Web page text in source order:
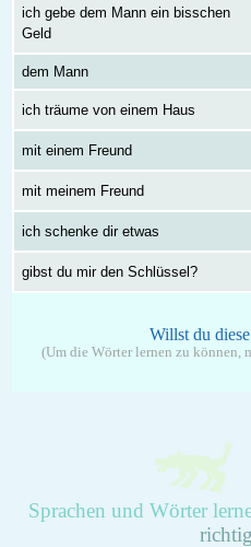
ich gebe dem Mann ein bisschen
Geld
dem Mann
ich träume von einem Haus
mit einem Freund
mit meinem Freund
ich schenke dir etwas
gibst du mir den Schlüssel?
Willst du
(Um die Wörter lernen zu können,
Sprachen und Wörter